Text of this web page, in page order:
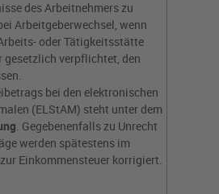
des Arbeitnehmers zu
Arbeitgeberwechsel, wenn
oder Tätigkeitsstätte
verpflichtet, den
bei den elektronischen
(ELStAM) steht unter dem
. Gegebenenfalls zu Unrecht
werden spätestens im
Einkommensteuer korrigiert.